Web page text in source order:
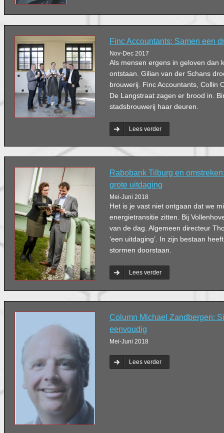
Finc Accountants: Samen een
Nov-Dec 2017
Als mensen ergens in geloven dan
ontstaan. Gilian van der Schans
brouwerij. Finc Accountants, Collin
De Langstraat zagen er brood in.
stadsbrouwerij haar deuren.
Lees verder
Rabobank Tilburg en
grote uitdaging
Mei-Juni 2018
Het is je vast niet ontgaan dat we
energietransitie zitten. Bij
van de dag. Algemeen directeur
‘een uitdaging’. In zijn bestaan
stormen doorstaan.
Lees verder
Column Michael Zandbergen:
eenvoudig
Mei-Juni 2018
Lees verder